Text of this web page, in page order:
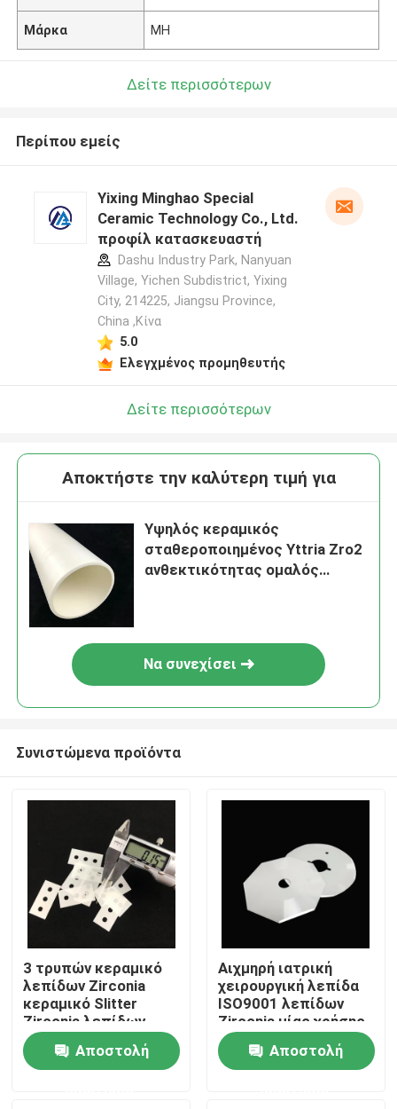
Σπίτι
ΠΡΟΪΟΝΤΑ
Μάρκα MH
Δείτε περισσότερων
Περίπου εμείς
Yixing Minghao Special
Ceramic Technology Co., Ltd.
προφίλ κατασκευαστή
Dashu Industry Park, Nanyuan
Village, Yichen Subdistrict, Yixing
City, 214225, Jiangsu Province,
China ,Κίνα
5.0
Ελεγχμένος προμηθευτής
Δείτε περισσότερων
Αποκτήστε την καλύτερη τιμή για
Υψηλός κεραμικός
σταθεροποιημένος Yttria Zro2
ανθεκτικότητας ομαλός
Να συνεχίσει
Συνιστώμενα προϊόντα
3 τρυπών κεραμικό
λεπίδων Zirconia
κεραμικό Slitter
Zirconia λεπίδων
εγγράφου τέμνον
Αποστολή
Αιχμηρή ιατρική
χειρουργική λεπίδα
ISO9001 λεπίδων
Zirconia μίας χρήσης
χειρουργική
Αποστολή